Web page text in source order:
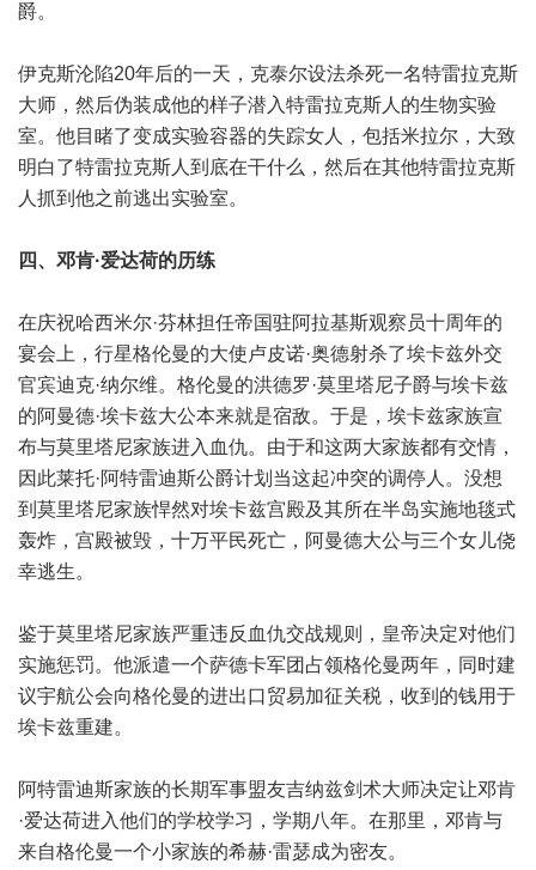
爵。
伊克斯沦陷20年后的一天，克泰尔设法杀死一名特雷拉克斯
大师，然后伪装成他的样子潜入特雷拉克斯人的生物实验
室。他目睹了变成实验容器的失踪女人，包括米拉尔，大致
明白了特雷拉克斯人到底在干什么，然后在其他特雷拉克斯
人抓到他之前逃出实验室。
四、邓肯·爱达荷的历练
在庆祝哈西米尔·芬林担任帝国驻阿拉基斯观察员十周年的
宴会上，行星格伦曼的大使卢皮诺·奥德射杀了埃卡兹外交
官宾迪克·纳尔维。格伦曼的洪德罗·莫里塔尼子爵与埃卡兹
的阿曼德·埃卡兹大公本来就是宿敌。于是，埃卡兹家族宣
布与莫里塔尼家族进入血仇。由于和这两大家族都有交情，
因此莱托·阿特雷迪斯公爵计划当这起冲突的调停人。没想
到莫里塔尼家族悍然对埃卡兹宫殿及其所在半岛实施地毯式
轰炸，宫殿被毁，十万平民死亡，阿曼德大公与三个女儿侥
幸逃生。
鉴于莫里塔尼家族严重违反血仇交战规则，皇帝决定对他们
实施惩罚。他派遣一个萨德卡军团占领格伦曼两年，同时建
议宇航公会向格伦曼的进出口贸易加征关税，收到的钱用于
埃卡兹重建。
阿特雷迪斯家族的长期军事盟友吉纳兹剑术大师决定让邓肯
·爱达荷进入他们的学校学习，学期八年。在那里，邓肯与
来自格伦曼一个小家族的希赫·雷瑟成为密友。